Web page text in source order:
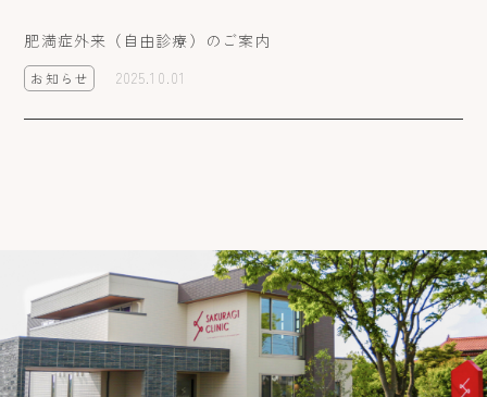
肥満症外来（自由診療）のご案内
お知らせ 2025.10.01